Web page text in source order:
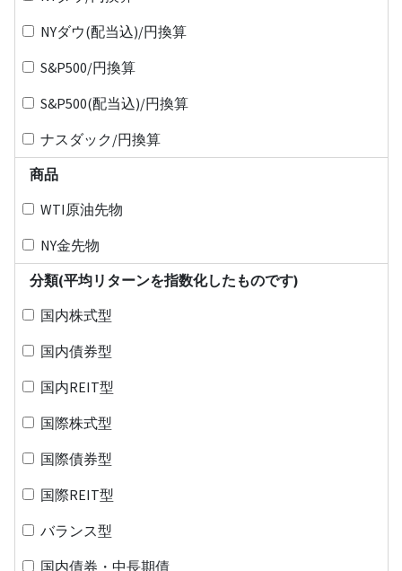
NYダウ(配当込)/円換算
S&P500/円換算
S&P500(配当込)/円換算
ナスダック/円換算
商品
WTI原油先物
NY金先物
分類(平均リターンを指数化したものです)
国内株式型
国内債券型
国内REIT型
国際株式型
国際債券型
国際REIT型
バランス型
国内債券・中長期債